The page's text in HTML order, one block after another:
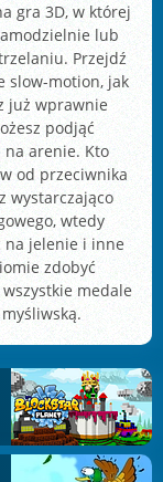
gra 3D, w której
lub
Przejdź
slow-motion, jak
już wprawnie
podjąć
na arenie. Kto
od przeciwnika
wystarczająco
wtedy
na jelenie i inne
zdobyć
medale